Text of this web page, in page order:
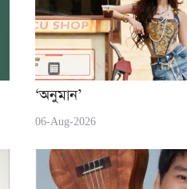
‘অনুমান’
06-Aug-2026